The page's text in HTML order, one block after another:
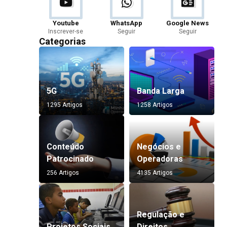
Youtube
Inscrever-se
WhatsApp
Seguir
Google News
Seguir
Categorias
5G
1295 Artigos
Banda Larga
1258 Artigos
Conteúdo
Patrocinado
256 Artigos
Negócios e
Operadoras
4135 Artigos
Regulação e